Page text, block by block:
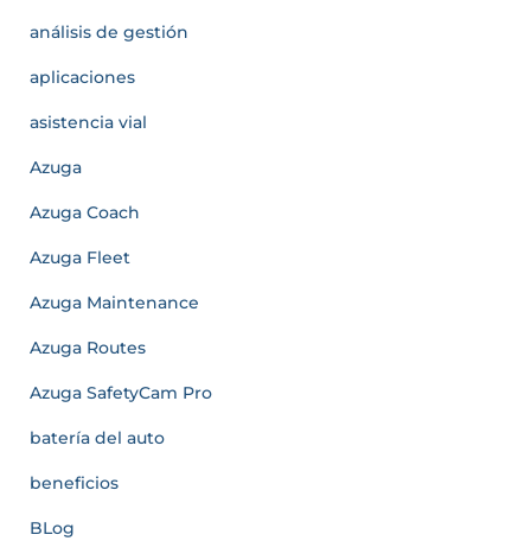
análisis de gestión
aplicaciones
asistencia vial
Azuga
Azuga Coach
Azuga Fleet
Azuga Maintenance
Azuga Routes
Azuga SafetyCam Pro
batería del auto
beneficios
BLog